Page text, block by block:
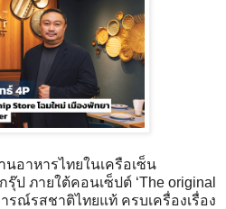
นอาหารไทยในเครือเซ็น
ป ภายใต้คอนเซ็ปต์ ‘The original
รณ์รสชาติไทยแท้ ครบเครื่องเรื่อง